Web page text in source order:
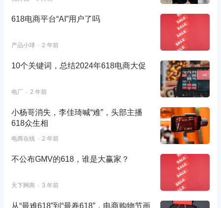
618电商平台“AI”用户了吗
产品小球 2 年前
10个关键词，总结2024年618电商大促
电厂 2 年前
小杨哥消失，李佳琦喊“难”，头部主播
618众生相
电商在线 2 年前
不公布GMV的618，谁是大赢家？
天下网商 3 年前
从“最难618”到“最卷618”，电商购物节画